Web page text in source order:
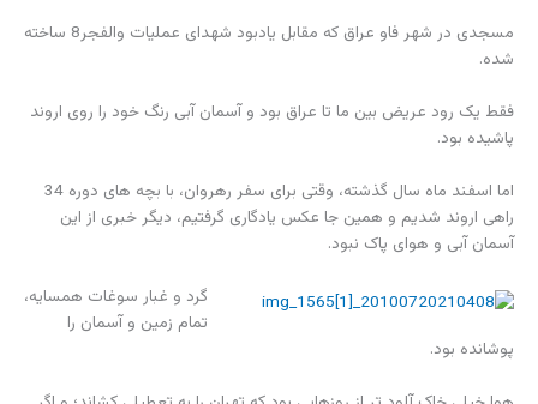
مسجدی در شهر فاو عراق که مقابل یادبود شهدای عملیات والفجر8 ساخته
شده.
فقط یک رود عریض بین ما تا عراق بود و آسمان آبی رنگ خود را روی اروند
پاشیده بود.
اما اسفند ماه سال گذشته، وقتی برای سفر رهروان، با بچه های دوره 34
راهی اروند شدیم و همین جا عکس یادگاری گرفتیم، دیگر خبری از این
آسمان آبی و هوای پاک نبود.
گرد و غبار سوغات همسایه،
تمام زمین و آسمان را
پوشانده بود.